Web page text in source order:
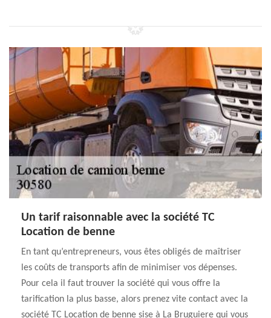
Un tarif raisonnable avec la société TC
Location de benne
En tant qu’entrepreneurs, vous êtes obligés de maîtriser
les coûts de transports afin de minimiser vos dépenses.
Pour cela il faut trouver la société qui vous offre la
tarification la plus basse, alors prenez vite contact avec la
société TC Location de benne sise à La Bruguiere qui vous